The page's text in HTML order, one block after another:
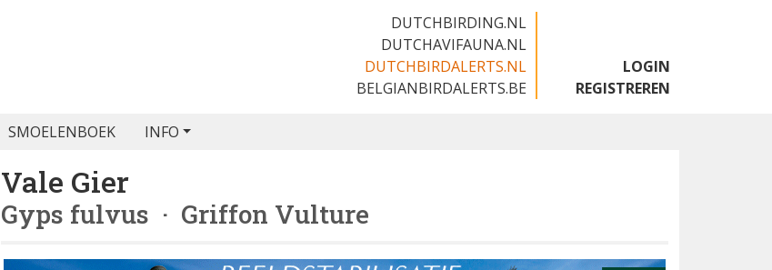
DUTCHBIRDING.NL
DUTCHAVIFAUNA.NL
DUTCHBIRDALERTS.NL
BELGIANBIRDALERTS.BE
LOGIN
REGISTREREN
SMOELENBOEK INFO
Vale Gier
Gyps fulvus · Griffon Vulture